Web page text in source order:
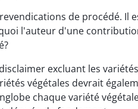
de procédé.
l'auteur d'une
excluant les
végétales devrait
chaque variété